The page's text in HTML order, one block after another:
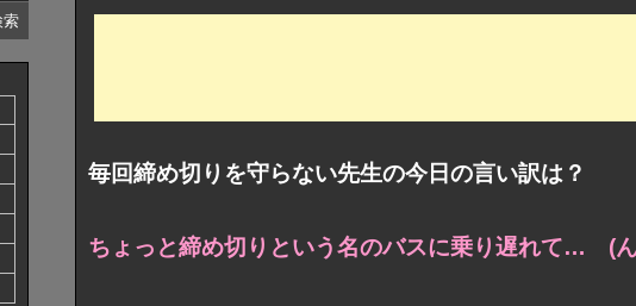
毎回締め切りを守らない先生の今日の言い訳は？
ちょっと締め切りという名のバスに乗り遅れて… (